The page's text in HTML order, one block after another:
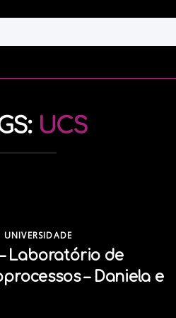
UCS
UNIVERSIDADE
– Laboratório de
– Daniela e